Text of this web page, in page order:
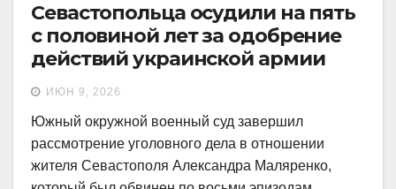
Севастопольца осудили на пять
с половиной лет за одобрение
действий украинской армии
ИЮН 9, 2026
Южный окружной военный суд завершил
рассмотрение уголовного дела в отношении
жителя Севастополя Александра Маляренко,